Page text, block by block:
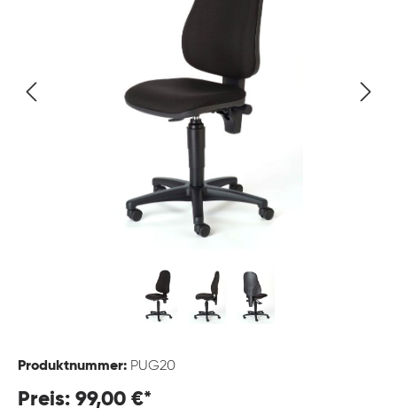
Produktnummer: PUG20
Preis: 99,00 €*